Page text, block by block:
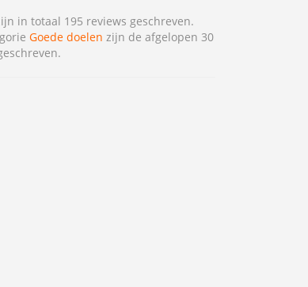
in totaal 195 reviews geschreven.
Goede doelen zijn de afgelopen 30